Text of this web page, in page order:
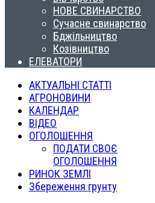
НОВЕ СВИНАРСТВО
Сучасне свинарство
Бджільництво
Козівництво
ЕЛЕВАТОРИ
АКТУАЛЬНІ СТАТТІ
АГРОНОВИНИ
КАЛЕНДАР
ВІДЕО
ОГОЛОШЕННЯ
ПОДАТИ СВОЄ
ОГОЛОШЕННЯ
РИНОК ЗЕМЛІ
Збереження грунту